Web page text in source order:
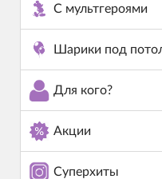
С мультгероями
Шарики под
Для кого?
Акции
Суперхиты